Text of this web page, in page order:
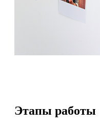
Этапы работы